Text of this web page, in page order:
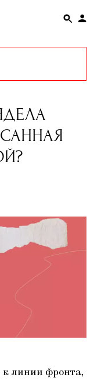
BIENNALE
к линии фронта,